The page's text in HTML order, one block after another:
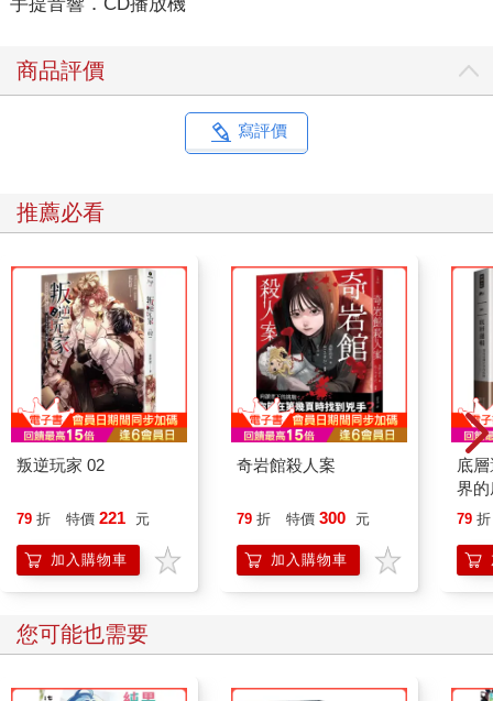
商品評價
寫評價
推薦必看
叛逆玩家 02
79 折 特價 221 元
加入購物車
奇岩館殺人案
79 折 特價 300 元
加入購物車
底
界
79 折
您可能也需要